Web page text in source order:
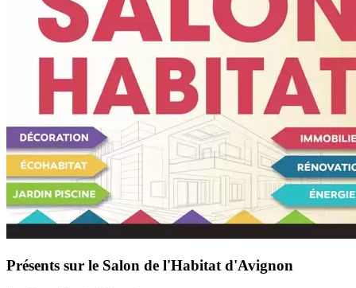
Présents sur le Salon de l'Habitat d'Avignon